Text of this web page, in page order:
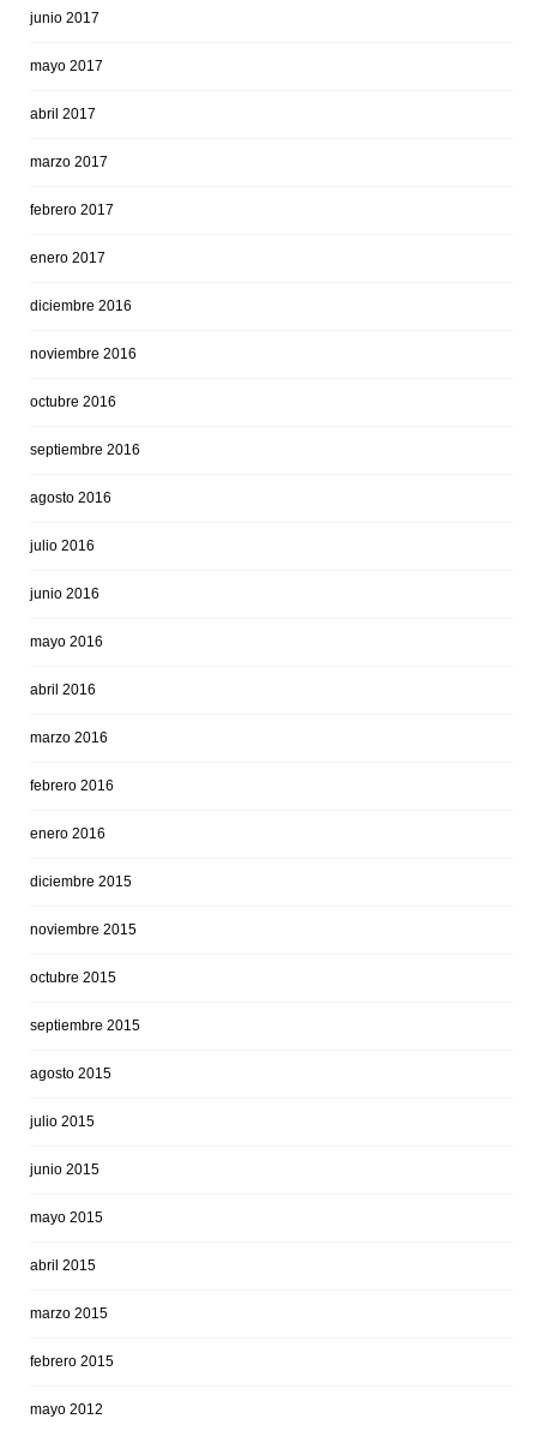
junio 2017
mayo 2017
abril 2017
marzo 2017
febrero 2017
enero 2017
diciembre 2016
noviembre 2016
octubre 2016
septiembre 2016
agosto 2016
julio 2016
junio 2016
mayo 2016
abril 2016
marzo 2016
febrero 2016
enero 2016
diciembre 2015
noviembre 2015
octubre 2015
septiembre 2015
agosto 2015
julio 2015
junio 2015
mayo 2015
abril 2015
marzo 2015
febrero 2015
mayo 2012